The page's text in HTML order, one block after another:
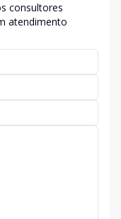
consultores
atendimento